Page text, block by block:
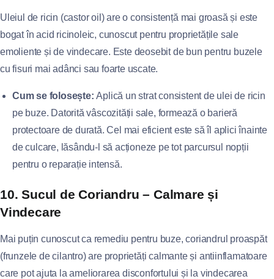
Uleiul de ricin (castor oil) are o consistență mai groasă și este
bogat în acid ricinoleic, cunoscut pentru proprietățile sale
emoliente și de vindecare. Este deosebit de bun pentru buzele
cu fisuri mai adânci sau foarte uscate.
Cum se folosește: Aplică un strat consistent de ulei de ricin
pe buze. Datorită vâscozității sale, formează o barieră
protectoare de durată. Cel mai eficient este să îl aplici înainte
de culcare, lăsându-l să acționeze pe tot parcursul nopții
pentru o reparație intensă.
10. Sucul de Coriandru – Calmare și
Vindecare
Mai puțin cunoscut ca remediu pentru buze, coriandrul proaspăt
(frunzele de cilantro) are proprietăți calmante și antiinflamatoare
care pot ajuta la ameliorarea disconfortului și la vindecarea